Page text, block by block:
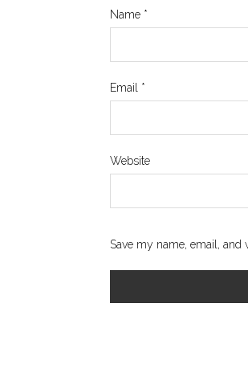
Name *
Email *
Website
Save my name, email, and